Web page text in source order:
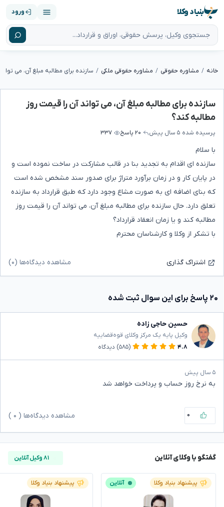
بنیاد وکلا ورود
خانه مشاوره حقوقی مشاوره حقوقی ملکی
سازنده برای مطالبه مبلغ آن، می تواند آن را قیمت روز
مطالبه کند؟
پرسیده شده ۵ سال پیش ۲۰ پاسخ ۳۳۷
با سلام
سازنده ای اقدام به تجدید بنا در قالب مشارکت در ساخت نموده است و
در پایان کار و در زمان برآورد متراژ برای صدور سند مشخص شده است
که بنای اضافه ای به صورت مشاع وجود دارد که طبق قرارداد به سازنده
تعلق دارد. حال سازنده برای مطالبه مبلغ آن، می تواند آن را قیمت روز
مطالبه کند و یا زمان انعقاد قرارداد؟
با تشکر از وکلا و کارشناسان محترم
اشتراک گذاری مشاهده دیدگاه‌ها (۰)
۲۰ پاسخ برای این سوال ثبت شده
حسین حاجی زاده
وکیل پایه یک مرکز وکلای قوه‌قضاییه
۴.۸
(۵۸۵) دیدگاه
۵ سال پیش
به نرخ روز حساب و پرداخت خواهد شد
۰ مشاهده دیدگاه‌ها ( ۰
گفتگو با وکلای آنلاین ۸۱ وکیل آنلاین
پیشنهاد بنیاد وکلا آنلاین پیشنهاد بنیاد وکلا